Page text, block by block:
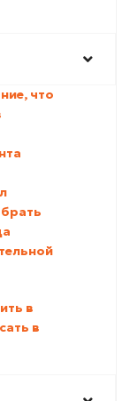
что
в
в